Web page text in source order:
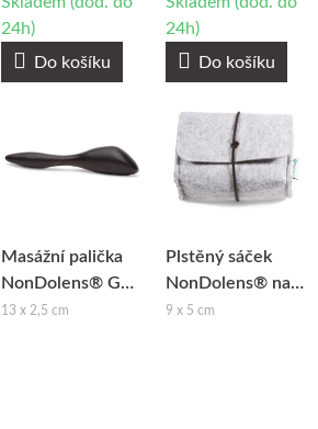
24h)
Do košíku
24h)
Do košíku
Masážní palička
NonDolens® Gua
Sha - Buvolí roh
13 x 2,5 cm
Plstěný sáček
NonDolens® na
Gua Sha pomůcky
9 x 5 cm